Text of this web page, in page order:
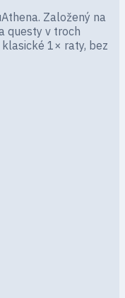
Založený na
questy v troch
1× raty, bez